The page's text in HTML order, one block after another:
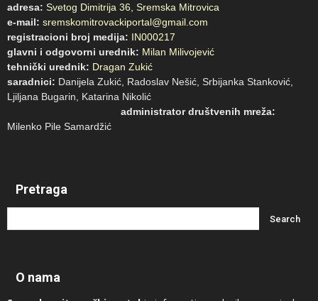
adresa: Svetog Dimitrija 36, Sremska Mitrovica
e-mail: sremskomitrovackiportal@gmail.com
registracioni broj medija: IN000217
glavni i odgovorni urednik: Milan Milivojević
tehnički urednik: Dragan Zukić
saradnici: Danijela Zukić, Radoslav Nešić, Srbijanka Stanković,
Ljiljana Bugarin, Katarina Nikolić
administrator društvenih mreža:
Milenko Pile Samardžić
Pretraga
O nama